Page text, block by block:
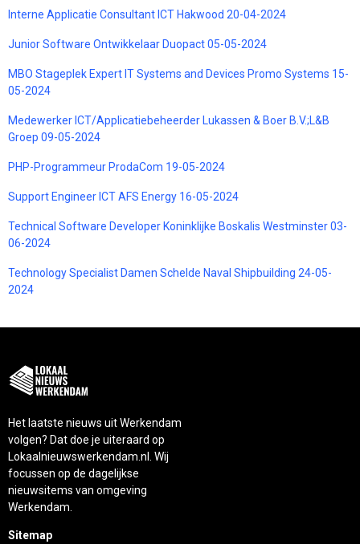
Interne Applicatie Consultant ICT Hakwood 20-04-2024
Junior Software Ontwikkelaar Duopact 05-05-2024
MBO Stageplek Expert IT Systems and Devices Promo Systems 15-
05-2024
Medewerker ICT/Applicatiebeheerder Lukassen & Boer B.V.;L&B
Groep 09-05-2024
PHP-Programmeur ProdaCom 19-05-2024
Support Engineer ICT AFS Energy 16-05-2024
Technical Software Developer Koninklijke Boskalis Westminster 03-
06-2024
Technology Specialist Damen Schelde Naval Shipbuilding 24-05-
2024
Het laatste nieuws uit Werkendam
volgen? Dat doe je uiteraard op
Lokaalnieuwswerkendam.nl. Wij
focussen op de dagelijkse
nieuwsitems van omgeving
Werkendam.
Sitemap